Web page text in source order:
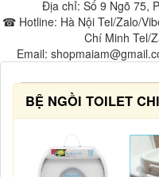
Địa chỉ: Số 9 Ngõ 75,
☎ Hotline: Hà Nội Tel/Zalo/
Chí Minh Tel/
Email:
BỆ NGỒI TOILET